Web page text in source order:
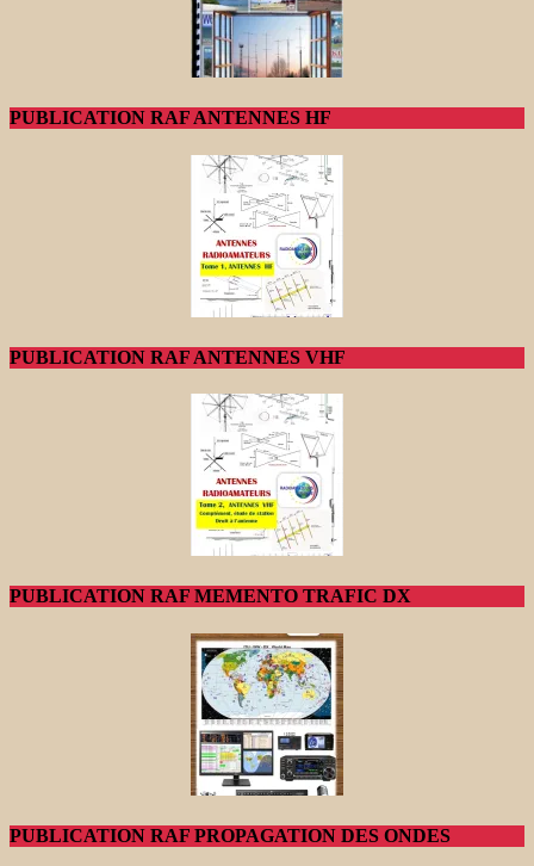
PUBLICATION RAF ANTENNES HF
PUBLICATION RAF ANTENNES VHF
PUBLICATION RAF MEMENTO TRAFIC DX
PUBLICATION RAF PROPAGATION DES ONDES